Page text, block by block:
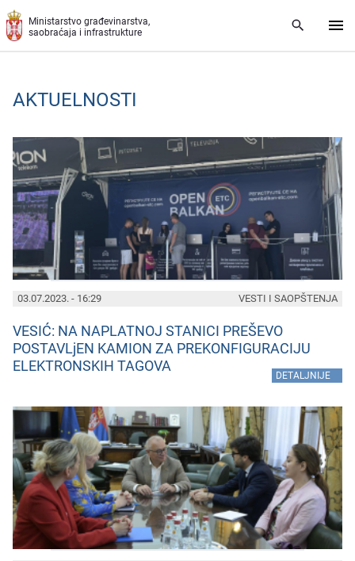
Preskoči na glavni deo sadržaja
Ministarstvo građevinarstva,
saobraćaja i infrastrukture
AKTUELNOSTI
03.07.2023. - 16:29
VESIĆ: NA NAPLATNOJ STANICI PREŠEVO
POSTAVLjEN KAMION ZA PREKONFIGURACIJU
ELEKTRONSKIH TAGOVA
DETALJNIJE
VESTI I SAOPŠTENJA
PAGES